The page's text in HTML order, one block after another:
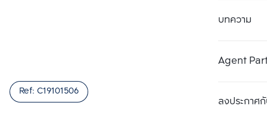
บทความ
Agent
ลงประกาศกั
Ref: C19101506